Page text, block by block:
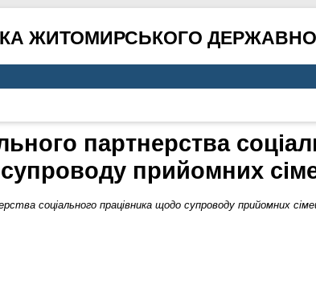
ЖИТОМИРСЬКОГО
партнерства
прийомних
соціального працівника щодо супроводу прийомних